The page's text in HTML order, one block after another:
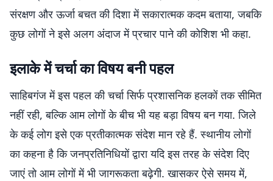
संरक्षण और ऊर्जा बचत की दिशा में सकारात्मक कदम बताया, जबकि
कुछ लोगों ने इसे अलग अंदाज में प्रचार पाने की कोशिश भी कहा.
इलाके में चर्चा का विषय बनी पहल
साहिबगंज में इस पहल की चर्चा सिर्फ प्रशासनिक हलकों तक सीमित
नहीं रही, बल्कि आम लोगों के बीच भी यह बड़ा विषय बन गया. जिले
के कई लोग इसे एक प्रतीकात्मक संदेश मान रहे हैं. स्थानीय लोगों
का कहना है कि जनप्रतिनिधियों द्वारा यदि इस तरह के संदेश दिए
जाएं तो आम लोगों में भी जागरूकता बढ़ेगी. खासकर ऐसे समय में,